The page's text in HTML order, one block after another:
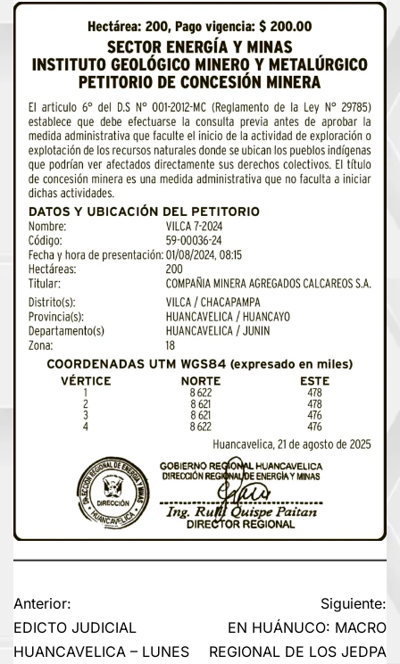
Anterior:
EDICTO JUDICIAL
HUANCAVELICA – LUNES
Siguiente:
EN HUÁNUCO: MACRO
REGIONAL DE LOS JEDPA